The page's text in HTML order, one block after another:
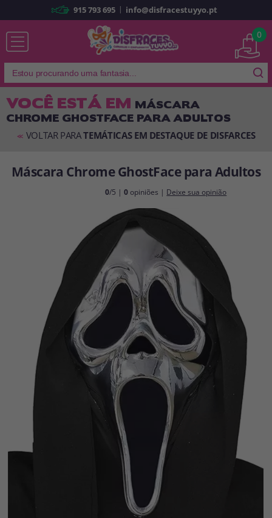
Já sou cliente
Lembrar-me Esqueceu sua senha?
É a minha primeira vez
Sou novo
Ao criar uma conta em disfracestuyyo.pt
, você poderá fazer suas
compras rapidamente em nossa loja virtual, verificar o status de seus
pedidos e consultar suas operações anteriores.
Vá em frente! Estávamos esperando por você.
CRIAR CONTA
915 793 695 | info@disfracestuyyo.pt
0
VOCÊ ESTÁ EM MÁSCARA
CHROME GHOSTFACE PARA ADULTOS
<< VOLTAR PARATEMÁTICAS EM DESTAQUE DE DISFARCES
Máscara Chrome GhostFace para Adultos
0/5 |0 opiniões | Deixe sua opinião